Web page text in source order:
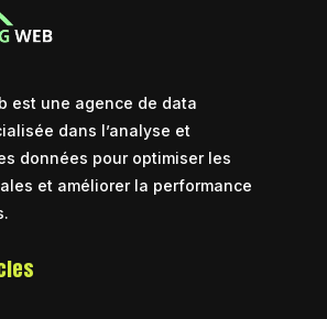
est une agence de data
dans l’analyse et
données pour optimiser les
et améliorer la performance